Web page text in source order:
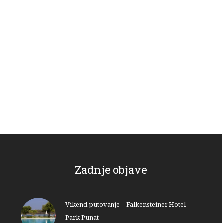
Zadnje objave
Vikend putovanje – Falkensteiner Hotel
Park Punat